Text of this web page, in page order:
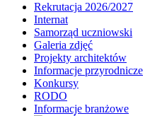
Rekrutacja 2026/2027
Internat
Samorząd uczniowski
Galeria zdjęć
Projekty architektów
Informacje przyrodnicze
Konkursy
RODO
Informacje branżowe